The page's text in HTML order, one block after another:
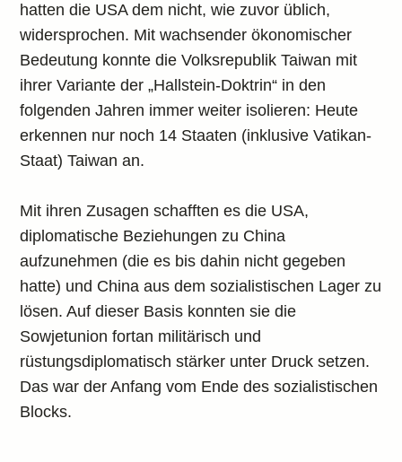
hatten die USA dem nicht, wie zuvor üblich,
widersprochen. Mit wachsender ökonomischer
Bedeutung konnte die Volksrepublik Taiwan mit
ihrer Variante der „Hallstein-Doktrin“ in den
folgenden Jahren immer weiter isolieren: Heute
erkennen nur noch 14 Staaten (inklusive Vatikan-
Staat) Taiwan an.
Mit ihren Zusagen schafften es die USA,
diplomatische Beziehungen zu China
aufzunehmen (die es bis dahin nicht gegeben
hatte) und China aus dem sozialistischen Lager zu
lösen. Auf dieser Basis konnten sie die
Sowjetunion fortan militärisch und
rüstungsdiplomatisch stärker unter Druck setzen.
Das war der Anfang vom Ende des sozialistischen
Blocks.